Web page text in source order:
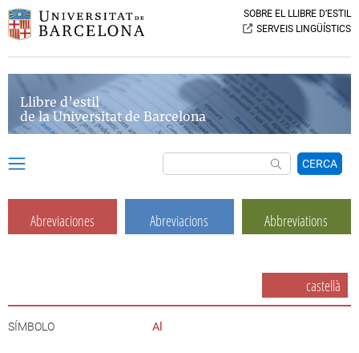
SOBRE EL LLIBRE D’ESTIL
SERVEIS LINGÜÍSTICS
Llibre d’estil
de la Universitat de Barcelona
CERCA
Abreviaciones Abreviacions Abbreviations
castellà
SÍMBOLO Al